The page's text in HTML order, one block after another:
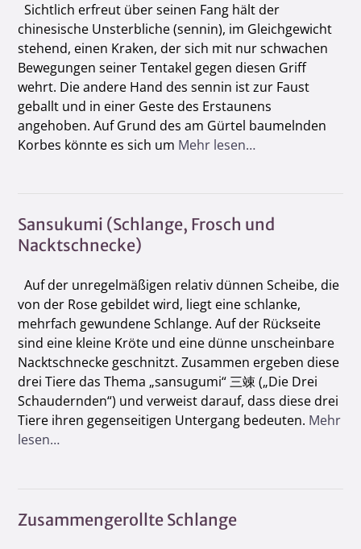
Sichtlich erfreut über seinen Fang hält der
chinesische Unsterbliche (sennin), im Gleichgewicht
stehend, einen Kraken, der sich mit nur schwachen
Bewegungen seiner Tentakel gegen diesen Griff
wehrt. Die andere Hand des sennin ist zur Faust
geballt und in einer Geste des Erstaunens
angehoben. Auf Grund des am Gürtel baumelnden
Korbes könnte es sich um Mehr lesen…
Sansukumi (Schlange, Frosch und
Nacktschnecke)
Auf der unregelmäßigen relativ dünnen Scheibe, die
von der Rose gebildet wird, liegt eine schlanke,
mehrfach gewundene Schlange. Auf der Rückseite
sind eine kleine Kröte und eine dünne unscheinbare
Nacktschnecke geschnitzt. Zusammen ergeben diese
drei Tiere das Thema „sansugumi“ 三竦 („Die Drei
Schaudernden“) und verweist darauf, dass diese drei
Tiere ihren gegenseitigen Untergang bedeuten. Mehr
lesen…
Zusammengerollte Schlange